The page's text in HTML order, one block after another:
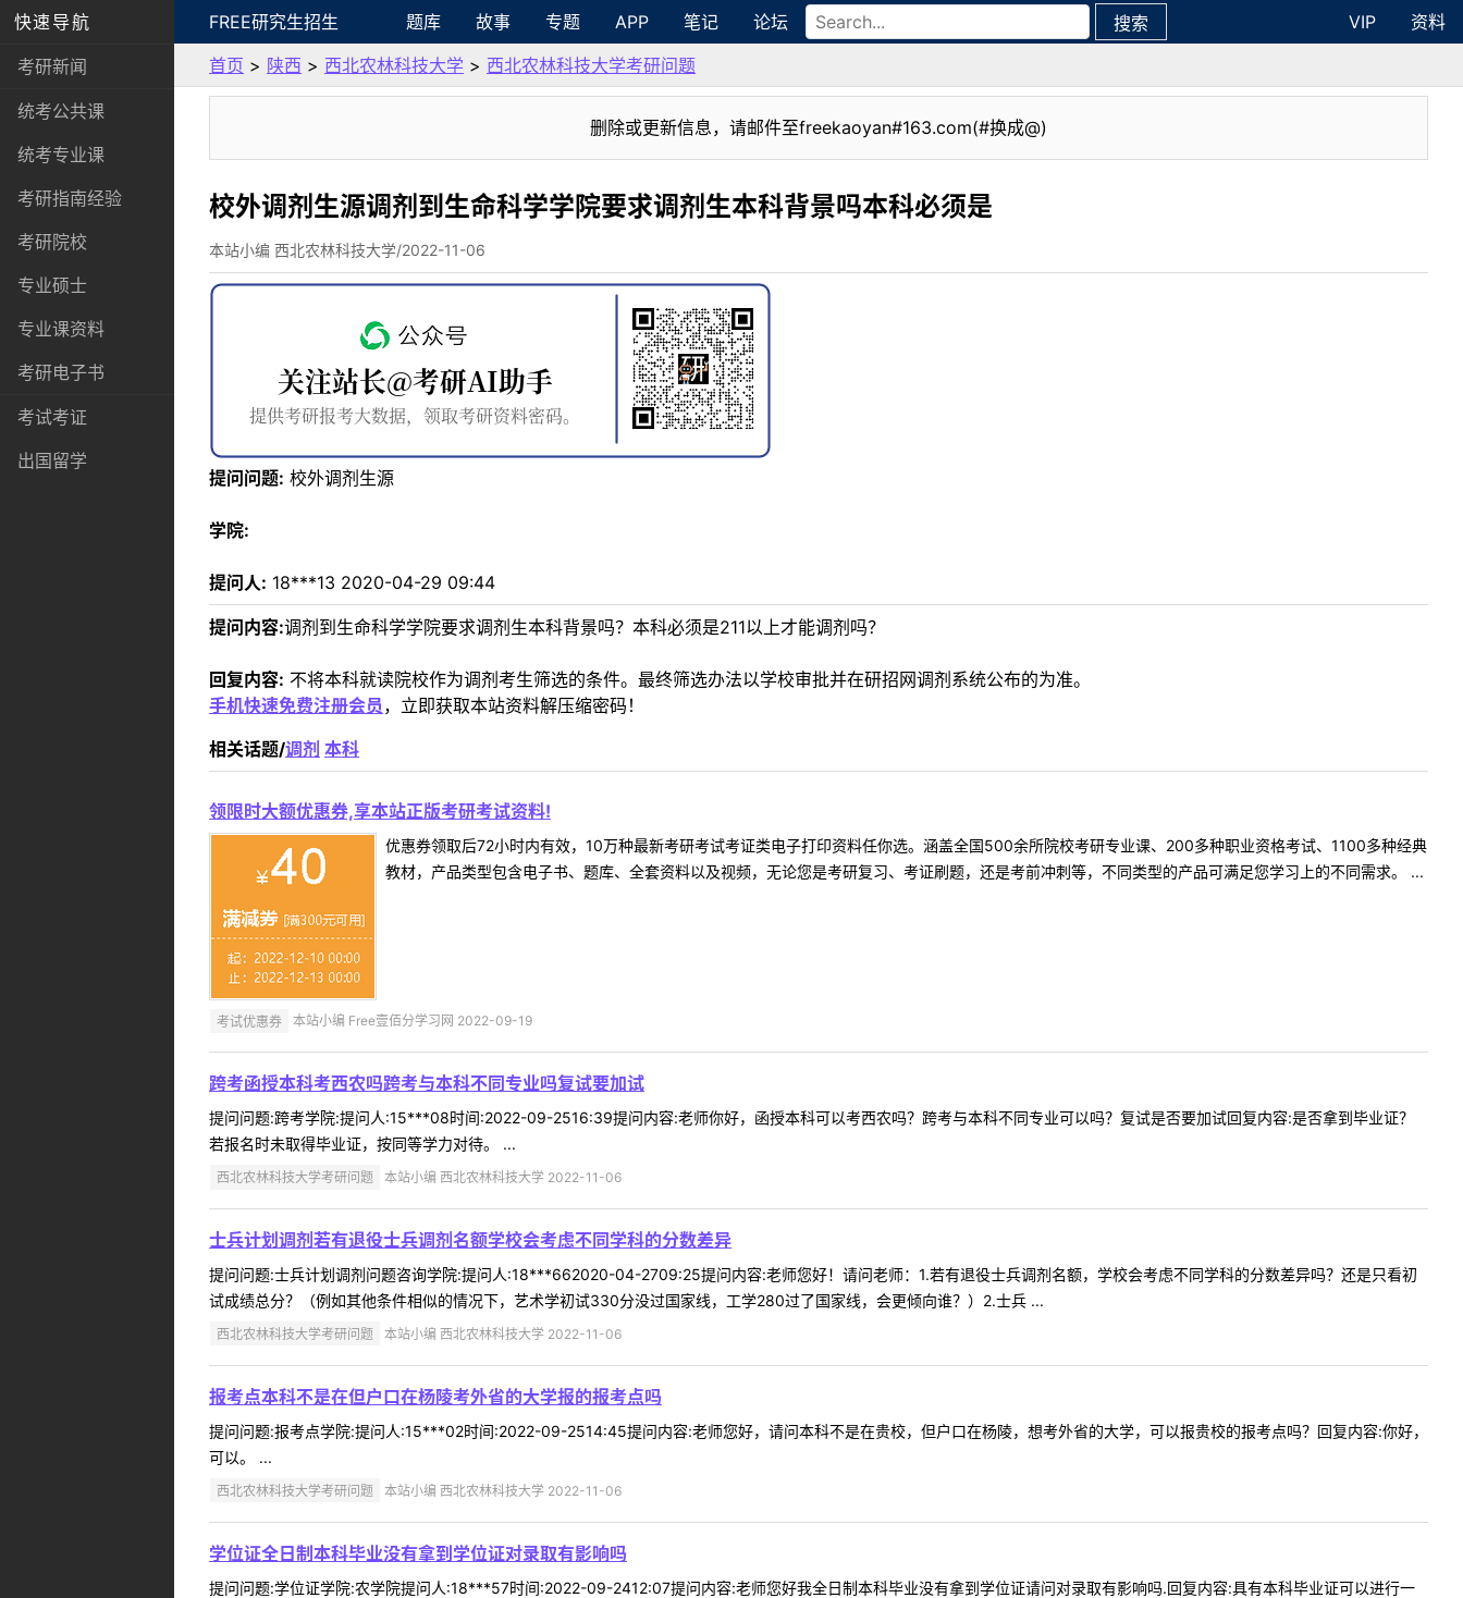
快速导航
考研新闻
统考公共课
统考专业课
考研指南经验
考研院校
专业硕士
专业课资料
考研电子书
考试考证
出国留学
FREE研究生招生 题库 故事 专题 APP 笔记 论坛 搜索 VIP
资料
首页 > 陕西 > 西北农林科技大学 > 西北农林科技大学考研问题
删除或更新信息，请邮件至freekaoyan#163.com(#换成@)
校外调剂生源调剂到生命科学学院要求调剂生本科背景吗本科必须是
本站小编 西北农林科技大学/2022-11-06
提问问题: 校外调剂生源
学院:
提问人: 18***13 2020-04-29 09:44
提问内容:调剂到生命科学学院要求调剂生本科背景吗？本科必须是211以上才能调剂吗？
回复内容: 不将本科就读院校作为调剂考生筛选的条件。最终筛选办法以学校审批并在研招网调剂系统公布的为准。
手机快速免费注册会员 ，立即获取本站资料解压缩密码！
相关话题/调剂 本科
领限时大额优惠券,享本站正版考研考试资料!
优惠券领取后72小时内有效，10万种最新考研考试考证类电子打印资料任你选。涵盖全国500余所院校考研专业课、200多种职业资格考试、1100多种经典
教材，产品类型包含电子书、题库、全套资料以及视频，无论您是考研复习、考证刷题，还是考前冲刺等，不同类型的产品可满足您学习上的不同需求。 ...
考试优惠券 本站小编 Free壹佰分学习网 2022-09-19
跨考函授本科考西农吗跨考与本科不同专业吗复试要加试
提问问题:跨考学院:提问人:15***08时间:2022-09-2516:39提问内容:老师你好，函授本科可以考西农吗？跨考与本科不同专业可以吗？复试是否要加试回复内容:是否拿到毕业证？
若报名时未取得毕业证，按同等学力对待。 ...
西北农林科技大学考研问题 本站小编 西北农林科技大学 2022-11-06
士兵计划调剂若有退役士兵调剂名额学校会考虑不同学科的分数差异
提问问题:士兵计划调剂问题咨询学院:提问人:18***662020-04-2709:25提问内容:老师您好！请问老师：1.若有退役士兵调剂名额，学校会考虑不同学科的分数差异吗？还是只看初
试成绩总分？（例如其他条件相似的情况下，艺术学初试330分没过国家线，工学280过了国家线，会更倾向谁？）2.士兵 ...
西北农林科技大学考研问题 本站小编 西北农林科技大学 2022-11-06
报考点本科不是在但户口在杨陵考外省的大学报的报考点吗
提问问题:报考点学院:提问人:15***02时间:2022-09-2514:45提问内容:老师您好，请问本科不是在贵校，但户口在杨陵，想考外省的大学，可以报贵校的报考点吗？回复内容:你好，
可以。 ...
西北农林科技大学考研问题 本站小编 西北农林科技大学 2022-11-06
学位证全日制本科毕业没有拿到学位证对录取有影响吗
提问问题:学位证学院:农学院提问人:18***57时间:2022-09-2412:07提问内容:老师您好我全日制本科毕业没有拿到学位证请问对录取有影响吗.回复内容:具有本科毕业证可以进行一